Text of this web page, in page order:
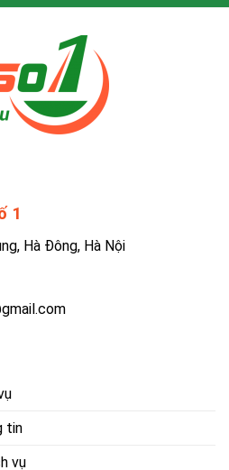
1
Hà Đông, Hà Nội
tin
vụ